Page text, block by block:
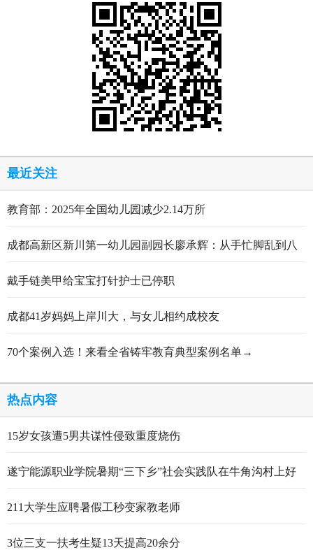
最近关注
教育部：2025年全国幼儿园减少2.14万所
成都高新区新川第一幼儿园副园长廖承辉：从手忙脚乱到八
戴手链美甲给宝宝打针护士已停职
成都41岁妈妈上岸川大，与女儿相约成校友
70个案例入选！来看全省铸牢教育典型案例名单→
热点内容
15岁女孩遭5男共谋性侵致重度烧伤
遂宁能源职业学院暑期“三下乡”社会实践队在牛角沟村上好
211大学生应聘暑假工秒变家教老师
3位三支一扶考生疑13天提高20余分